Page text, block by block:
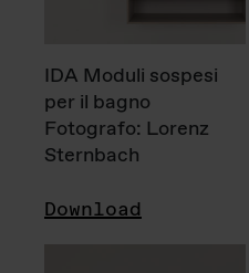
IDA Moduli sospesi
per il bagno
Fotografo: Lorenz
Sternbach
Download